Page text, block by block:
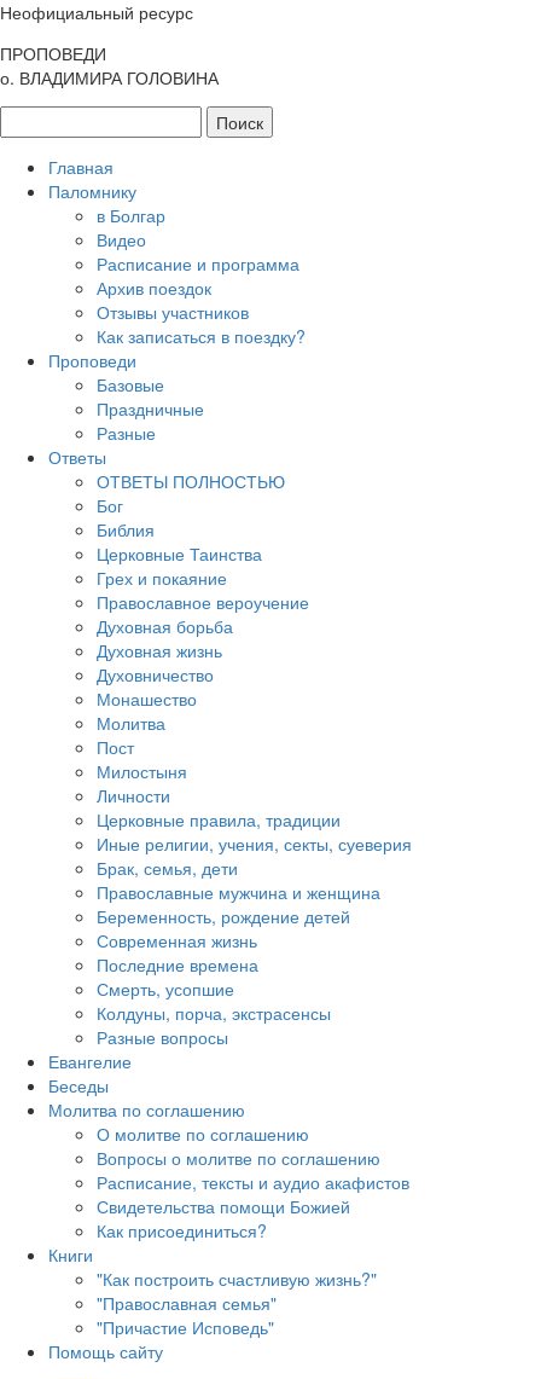
Неофициальный ресурс
ПРОПОВЕДИ
о. ВЛАДИМИРА ГОЛОВИНА
Главная
Паломнику
в Болгар
Видео
Расписание и программа
Архив поездок
Отзывы участников
Как записаться в поездку?
Проповеди
Базовые
Праздничные
Разные
Ответы
ОТВЕТЫ ПОЛНОСТЬЮ
Бог
Библия
Церковные Таинства
Грех и покаяние
Православное вероучение
Духовная борьба
Духовная жизнь
Духовничество
Монашество
Молитва
Пост
Милостыня
Личности
Церковные правила, традиции
Иные религии, учения, секты, суеверия
Брак, семья, дети
Православные мужчина и женщина
Беременность, рождение детей
Современная жизнь
Последние времена
Смерть, усопшие
Колдуны, порча, экстрасенсы
Разные вопросы
Евангелие
Беседы
Молитва по соглашению
О молитве по соглашению
Вопросы о молитве по соглашению
Расписание, тексты и аудио акафистов
Свидетельства помощи Божией
Как присоединиться?
Книги
"Как построить счастливую жизнь?"
"Православная семья"
"Причастие Исповедь"
Помощь сайту